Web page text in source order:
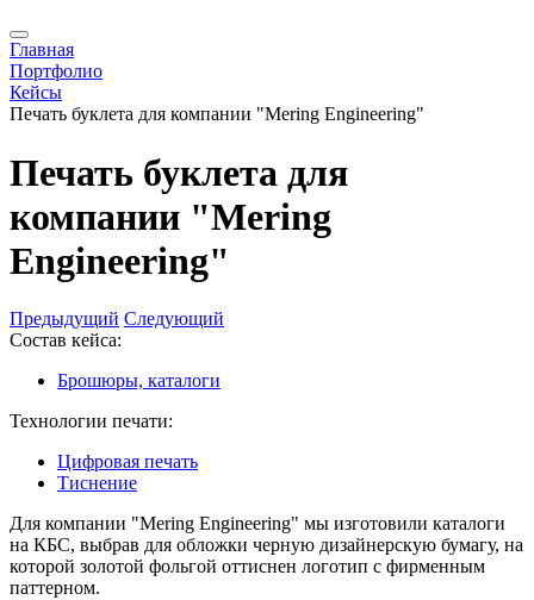
Главная
Портфолио
Кейсы
Печать буклета для компании "Mering Engineering"
Печать буклета для
компании "Mering
Engineering"
Предыдущий Следующий
Состав кейса:
Брошюры, каталоги
Технологии печати:
Цифровая печать
Тиснение
Для компании "Mering Engineering" мы изготовили каталоги
на КБС, выбрав для обложки черную дизайнерскую бумагу, на
которой золотой фольгой оттиснен логотип с фирменным
паттерном.